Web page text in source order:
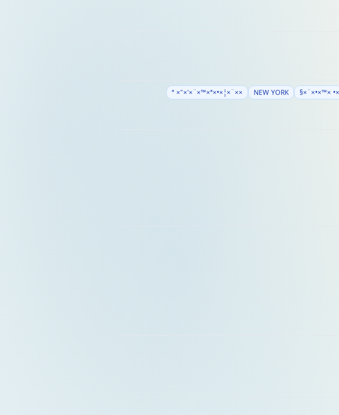
× ×™×•
NEW YORK
××¨×¦×•×ª ×"×'×¨×™×ª